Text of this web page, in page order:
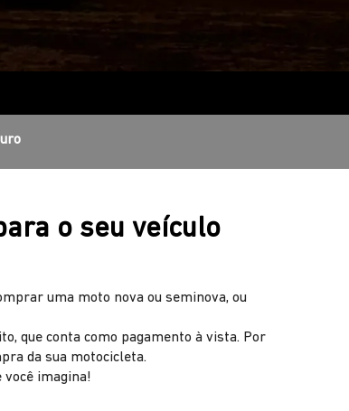
o seu veículo
uma moto nova ou seminova, ou
que conta como pagamento à vista. Por
da sua motocicleta.
você imagina!